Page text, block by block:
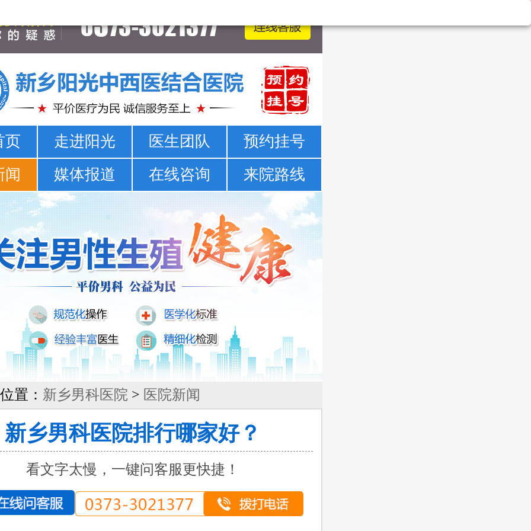
新乡男科医院-新乡市正规男科医院-新乡阳光男科医院
页 走进阳光 医生团队
预约挂号
闻
媒体报道 在线咨询 来院路线
置： 新乡男科医院 > 医院新闻
新乡男科医院排行哪家好？
看文字太慢，一键问客服更快捷！